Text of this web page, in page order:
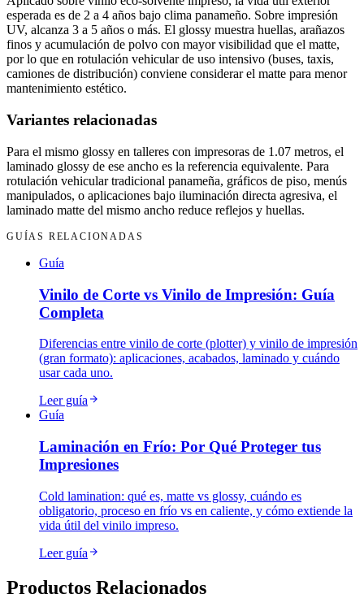
esperada es de 2 a 4 años bajo clima panameño. Sobre impresión
UV, alcanza 3 a 5 años o más. El glossy muestra huellas, arañazos
finos y acumulación de polvo con mayor visibilidad que el matte,
por lo que en rotulación vehicular de uso intensivo (buses, taxis,
camiones de distribución) conviene considerar el matte para menor
mantenimiento estético.
Variantes relacionadas
Para el mismo glossy en talleres con impresoras de 1.07 metros, el
laminado glossy de ese ancho es la referencia equivalente. Para
rotulación vehicular tradicional panameña, gráficos de piso, menús
manipulados, o aplicaciones bajo iluminación directa agresiva, el
laminado matte del mismo ancho reduce reflejos y huellas.
GUÍAS RELACIONADAS
Guía
Vinilo de Corte vs Vinilo de Impresión: Guía
Completa
Diferencias entre vinilo de corte (plotter) y vinilo de impresión
(gran formato): aplicaciones, acabados, laminado y cuándo
usar cada uno.
Leer guía
Guía
Laminación en Frío: Por Qué Proteger tus
Impresiones
Cold lamination: qué es, matte vs glossy, cuándo es
obligatorio, proceso en frío vs en caliente, y cómo extiende la
vida útil del vinilo impreso.
Leer guía
Productos Relacionados